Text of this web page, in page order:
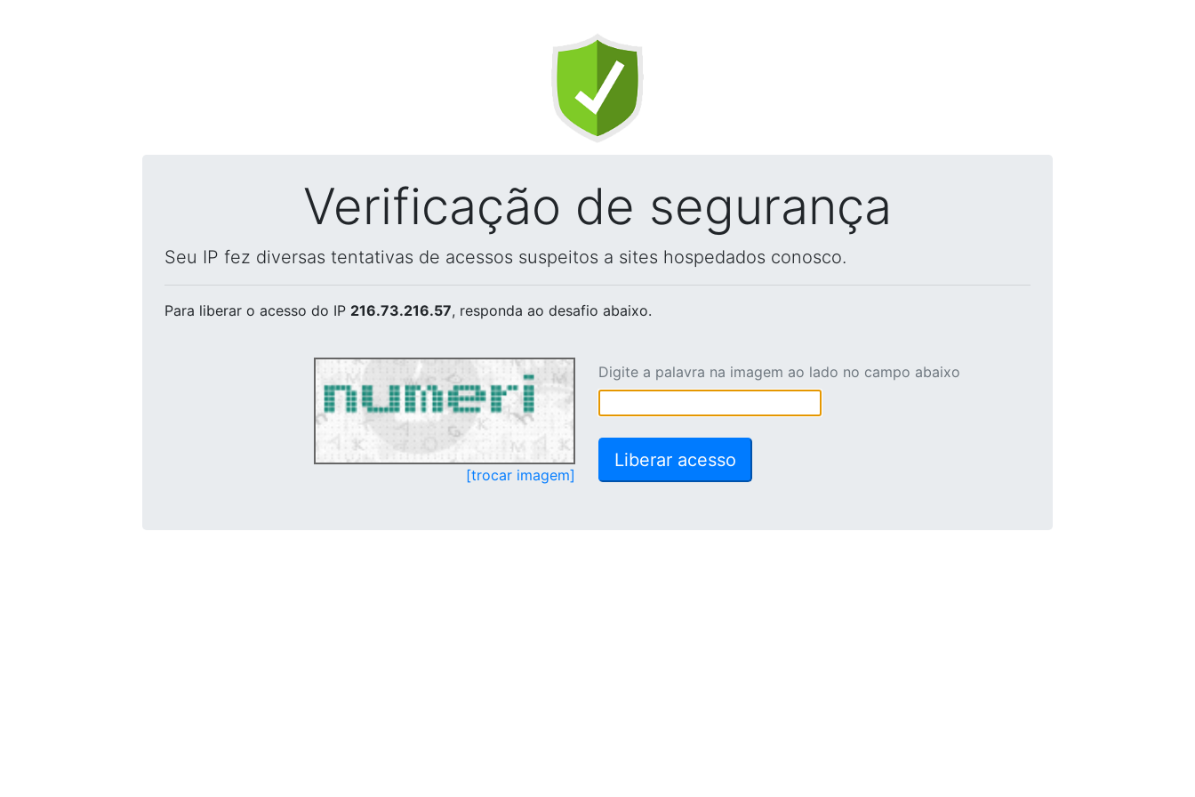
Verificação de segurança
Seu IP fez diversas tentativas de acessos suspeitos a sites hospedados conosco.
Para liberar o acesso do IP 216.73.216.57, responda ao desafio abaixo.
[trocar imagem]
Digite a palavra na imagem ao lado no campo abaixo